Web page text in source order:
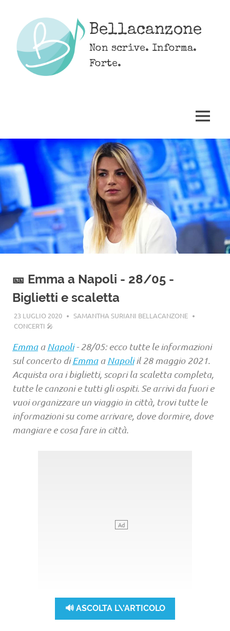
content
Bellacanzone
Non scrive. Informa.
Forte.
MENU
🎫 Emma a Napoli - 28/05 -
Biglietti e scaletta
23 LUGLIO 2020
SAMANTHA SURIANI BELLACANZONE
CONCERTI 🎤
EmmaaNapoli- 28/05: ecco tutte le informazioni
sul concerto diEmmaaNapoliil 28 maggio 2021.
Acquista ora i biglietti, scopri la scaletta completa,
tutte le canzoni e tutti gli ospiti. Se arrivi da fuori e
vuoi organizzare un viaggio in città, trovi tutte le
informazioni su come arrivare, dove dormire, dove
mangiare e cosa fare in città.
🔊 ASCOLTA L\'ARTICOLO